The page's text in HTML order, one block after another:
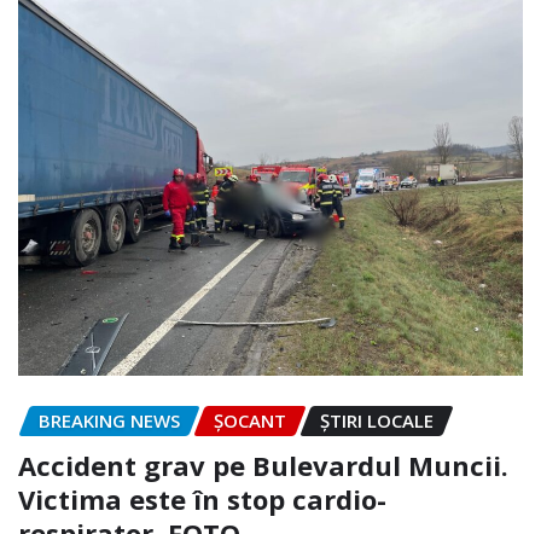
BREAKING NEWS ȘOCANT ȘTIRI LOCALE
Accident grav pe Bulevardul Muncii.
Victima este în stop cardio-